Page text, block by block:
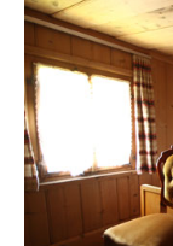
Impressionen
News
Wertvolle Links